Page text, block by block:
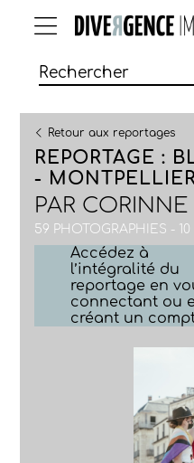
Retour aux reportages
REPORTAGE :
-
PAR
59 PHOTOGRAPHIES -
Accédez à
l’intégralité du
reportage en
connectant ou
créant un